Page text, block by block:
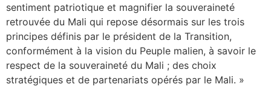
sentiment patriotique et magnifier la souveraineté
retrouvée du Mali qui repose désormais sur les trois
principes définis par le président de la Transition,
conformément à la vision du Peuple malien, à savoir le
respect de la souveraineté du Mali ; des choix
stratégiques et de partenariats opérés par le Mali. »